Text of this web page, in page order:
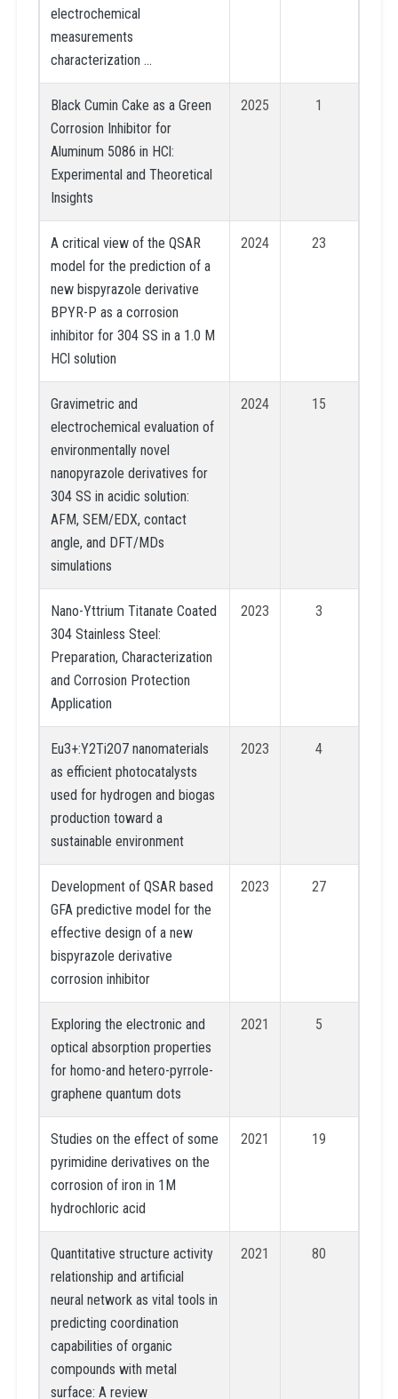
electrochemical
measurements
characterization …
Black Cumin Cake as a Green
Corrosion Inhibitor for
Aluminum 5086 in HCl:
Experimental and Theoretical
Insights
2025 1
A critical view of the QSAR
model for the prediction of a
new bispyrazole derivative
BPYR-P as a corrosion
inhibitor for 304 SS in a 1.0 M
HCl solution
2024 23
Gravimetric and
electrochemical evaluation of
environmentally novel
nanopyrazole derivatives for
304 SS in acidic solution:
AFM, SEM/EDX, contact
angle, and DFT/MDs
simulations
2024 15
Nano-Yttrium Titanate Coated
304 Stainless Steel:
Preparation, Characterization
and Corrosion Protection
Application
2023 3
Eu3+:Y2Ti2O7 nanomaterials
as efficient photocatalysts
used for hydrogen and biogas
production toward a
sustainable environment
2023 4
Development of QSAR based
GFA predictive model for the
effective design of a new
bispyrazole derivative
corrosion inhibitor
2023 27
Exploring the electronic and
optical absorption properties
for homo-and hetero-pyrrole-
graphene quantum dots
2021 5
Studies on the effect of some
pyrimidine derivatives on the
corrosion of iron in 1M
hydrochloric acid
2021 19
Quantitative structure activity
relationship and artificial
neural network as vital tools in
predicting coordination
capabilities of organic
compounds with metal
surface: A review
2021 80